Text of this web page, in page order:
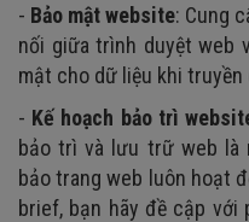
- Bảo mật website: Cung
nối giữa trình duyệt web
mật cho dữ liệu khi truyền
- Kế hoạch bảo trì
bảo trì và lưu trữ web là
bảo trang web luôn hoạt
brief, bạn hãy đề cập với